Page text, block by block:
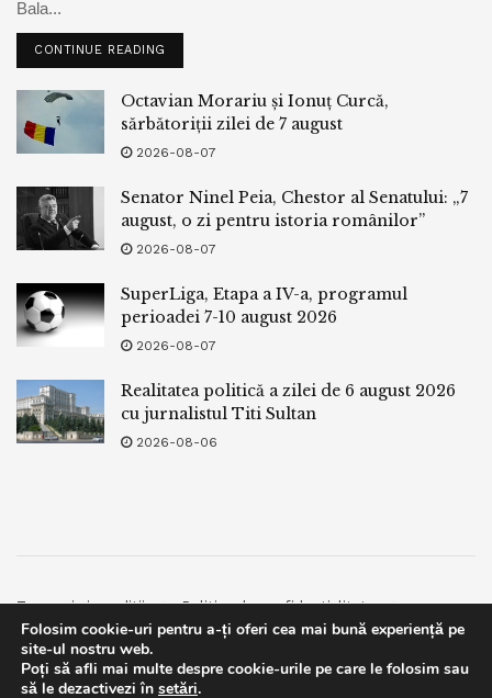
Bala...
CONTINUE READING
Octavian Morariu și Ionuț Curcă,
sărbătoriții zilei de 7 august
2026-08-07
Senator Ninel Peia, Chestor al Senatului: „7
august, o zi pentru istoria românilor”
2026-08-07
SuperLiga, Etapa a IV-a, programul
perioadei 7-10 august 2026
2026-08-07
Realitatea politică a zilei de 6 august 2026
cu jurnalistul Titi Sultan
2026-08-06
Termeni si conditii
Politica de confidentialitate
Facebook
Contact
© 2019bpnews- Business & Politics Newsbpnews.
Folosim cookie-uri pentru a-ți oferi cea mai bună experiență pe
site-ul nostru web.
Poți să afli mai multe despre cookie-urile pe care le folosim sau
să le dezactivezi în setări.
This website uses GDPR cookies. By continuing to use this